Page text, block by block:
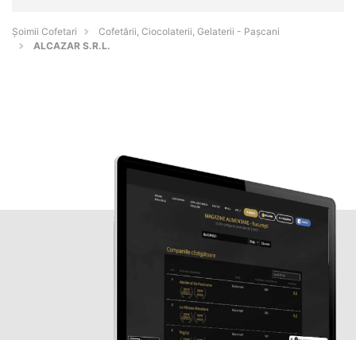
Șoimii Cofetari
Cofetării, Ciocolaterii, Gelaterii - Paşcani
ALCAZAR S.R.L.